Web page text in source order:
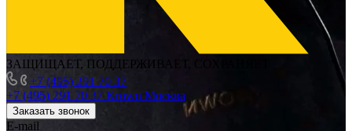
ЗАЩИЩАЕТ, ПОДДЕРЖИВАЕТ, СОХРАНЯЕТ
+7 (495) 291 70 37
+7 (495) 291 70 37 Krown Москва
Заказать звонок
E-mail